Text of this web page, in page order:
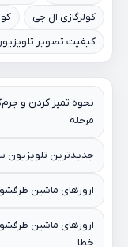
کولرگازی ال جی
کیفیت تصویر
نحوه تمیز کردن و
مرحله
جدیدترین تلویزیون
ارورهای ماشین
ارورهای ماشین
خطا